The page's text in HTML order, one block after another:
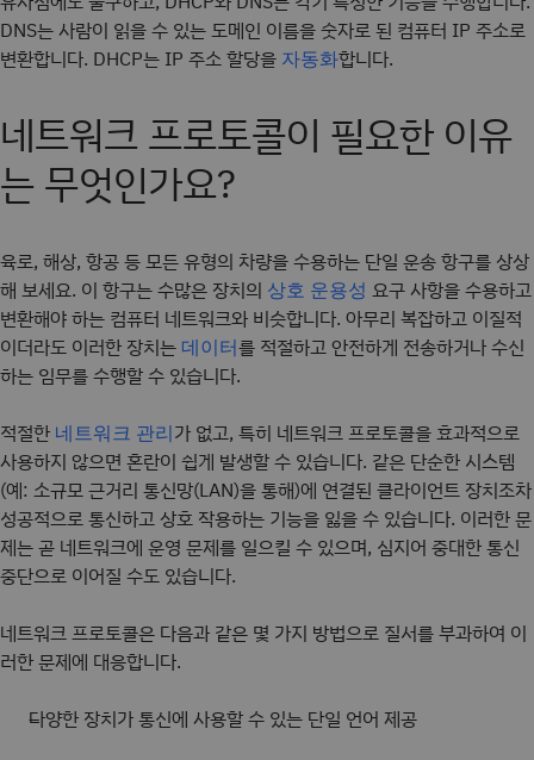
DNS는 사람이 읽을 수 있는 도메인 이름을 숫자로 된 컴퓨터 IP 주소로
변환합니다. DHCP는 IP 주소 할당을 자동화합니다.
네트워크 프로토콜이 필요한 이유
는 무엇인가요?
육로, 해상, 항공 등 모든 유형의 차량을 수용하는 단일 운송 항구를 상상
해 보세요. 이 항구는 수많은 장치의 상호 운용성 요구 사항을 수용하고
변환해야 하는 컴퓨터 네트워크와 비슷합니다. 아무리 복잡하고 이질적
이더라도 이러한 장치는 데이터를 적절하고 안전하게 전송하거나 수신
하는 임무를 수행할 수 있습니다.
적절한 네트워크 관리가 없고, 특히 네트워크 프로토콜을 효과적으로
사용하지 않으면 혼란이 쉽게 발생할 수 있습니다. 같은 단순한 시스템
(예: 소규모 근거리 통신망(LAN)을 통해)에 연결된 클라이언트 장치조차
성공적으로 통신하고 상호 작용하는 기능을 잃을 수 있습니다. 이러한 문
제는 곧 네트워크에 운영 문제를 일으킬 수 있으며, 심지어 중대한 통신
중단으로 이어질 수도 있습니다.
네트워크 프로토콜은 다음과 같은 몇 가지 방법으로 질서를 부과하여 이
러한 문제에 대응합니다.
다양한 장치가 통신에 사용할 수 있는 단일 언어 제공